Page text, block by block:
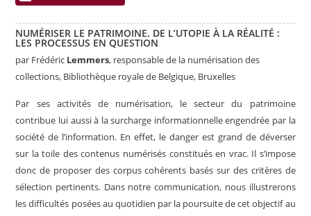
NUMÉRISER LE PATRIMOINE. DE L’UTOPIE À LA RÉALITÉ :
LES PROCESSUS EN QUESTION
par Frédéric Lemmers, responsable de la numérisation des
collections, Bibliothèque royale de Belgique, Bruxelles
Par ses activités de numérisation, le secteur du patrimoine
contribue lui aussi à la surcharge informationnelle engendrée par la
société de l’information. En effet, le danger est grand de déverser
sur la toile des contenus numérisés constitués en vrac. Il s’impose
donc de proposer des corpus cohérents basés sur des critères de
sélection pertinents. Dans notre communication, nous illustrerons
les difficultés posées au quotidien par la poursuite de cet objectif au